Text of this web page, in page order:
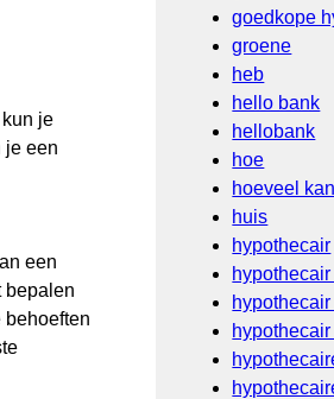
je
je een
een
bepalen
goedkope
groene
heb
hello bank
hellobank
hoe
hoeveel
huis
hypothecair